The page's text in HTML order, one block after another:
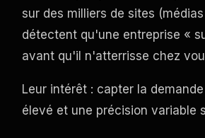
sur des milliers de sites
détectent qu'une entreprise «
avant qu'il n'atterrisse chez
Leur intérêt : capter la
élevé et une précision variable